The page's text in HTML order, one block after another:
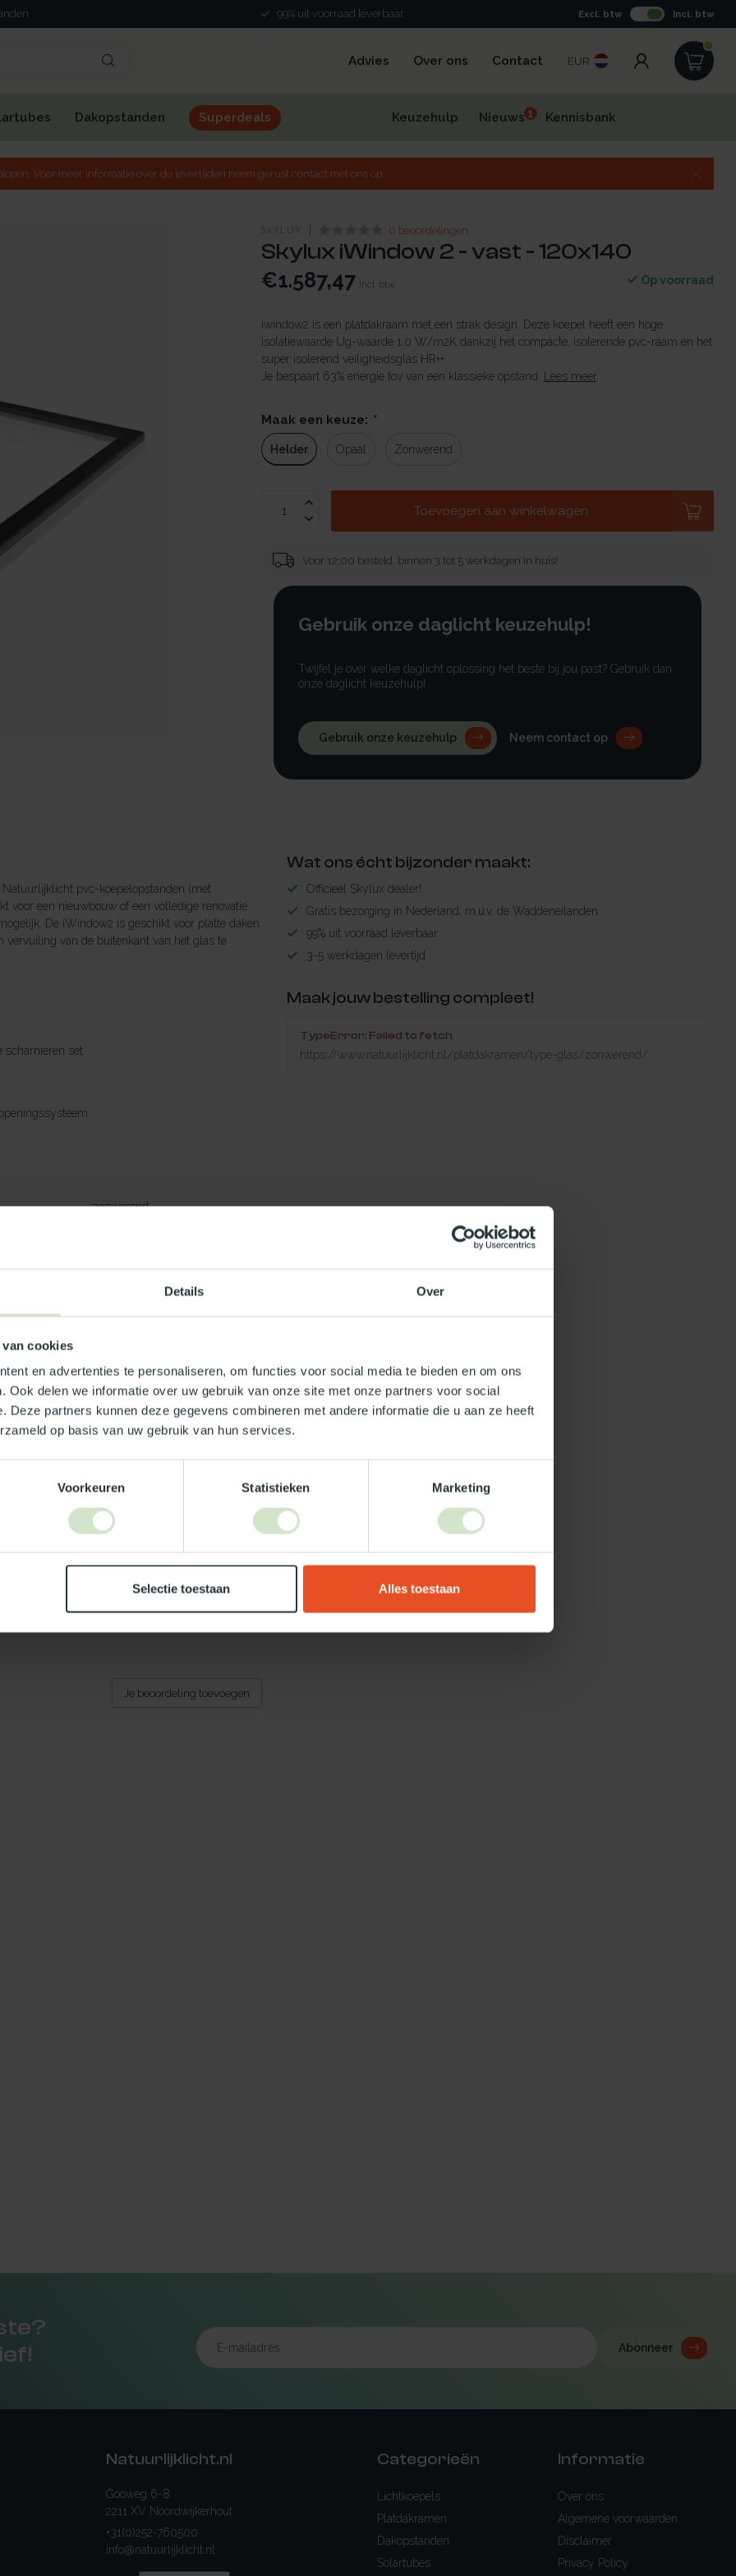
Details Over
cookies
en advertenties te personaliseren, om functies voor social media te bieden en om ons
Ook delen we informatie over uw gebruik van onze site met onze partners voor social
Deze partners kunnen deze gegevens combineren met andere informatie die u aan ze heeft
op basis van uw gebruik van hun services.
Voorkeuren Statistieken Marketing
Selectie toestaan Alles toestaan
99% uit voorraad leverbaar Excl. btw Incl. btw
Advies Over ons Contact EUR
Dakopstanden Superdeals Keuzehulp Nieuws1 Kennisbank
Voor meer informatie over de levertijden neem gerust contact met ons op.
SKYLUX 0 beoordelingen
Skylux iWindow 2 - vast - 120x140
€1.587,47 Incl. btw Op voorraad
iwindow2 is een platdakraam met een strak design. Deze koepel heeft een hoge
isolatiewaarde Ug-waarde 1.0 W/m2K dankzij het compacte, isolerende pvc-raam en het
super isolerend veiligheidsglas HR++.
Je bespaart 63% energie tov van een klassieke opstand.
Lees meer.
Maak een keuze: *
Helder Opaal Zonwerend
Toevoegen aan winkelwagen
Voor 12:00 besteld, binnen 3 tot 5 werkdagen in huis!
Gebruik onze daglicht keuzehulp!
Twijfel je over welke daglicht oplossing het beste bij jou past? Gebruik dan
onze daglicht keuzehulp!
Gebruik onze keuzehulp Neem contact op
pvc-koepelopstanden (met
een nieuwbouw of een volledige renovatie.
De iWindow2 is geschikt voor platte daken
vervuiling van de buitenkant van het glas te
scharnieren set
zonwerend
(buitenblad)
Je beoordeling toevoegen
Wat ons écht bijzonder maakt:
Officieel Skylux dealer!
Gratis bezorging in Nederland, m.u.v. de Waddeneilanden
99% uit voorraad leverbaar
3-5 werkdagen levertijd
Maak jouw bestelling compleet!
TypeError: Failed to fetch
https://www.natuurlijklicht.nl/platdakramen/type-glas/zonwerend/
Abonneer
Natuurlijklicht.nl
Gooweg 6-8
2211 XV Noordwijkerhout
+31(0)252-760500
info@natuurlijklicht.nl
Categorieën
Lichtkoepels
Platdakramen
Dakopstanden
Solartubes
Informatie
Over ons
Algemene voorwaarden
Disclaimer
Privacy Policy